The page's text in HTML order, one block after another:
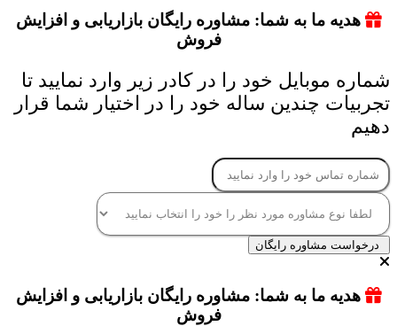
هدیه ما به شما: مشاوره رایگان بازاریابی و افزایش
فروش
شماره موبایل خود را در کادر زیر وارد نمایید تا
تجربیات چندین ساله خود را در اختیار شما قرار
دهیم
درخواست مشاوره رایگان
هدیه ما به شما: مشاوره رایگان بازاریابی و افزایش
فروش